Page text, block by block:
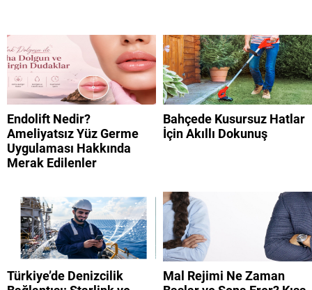
Endolift Nedir?
Ameliyatsız Yüz Germe
Uygulaması Hakkında
Merak Edilenler
Bahçede Kusursuz Hatlar
İçin Akıllı Dokunuş
Türkiye’de Denizcilik
Mal Rejimi Ne Zaman